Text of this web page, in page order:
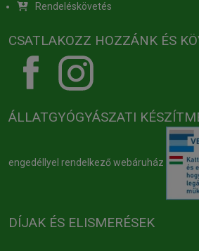
Rendeléskövetés
CSATLAKOZZ HOZZÁNK ÉS
ÁLLATGYÓGYÁSZATI
engedéllyel rendelkező webáruház
DÍJAK ÉS ELISMERÉSEK